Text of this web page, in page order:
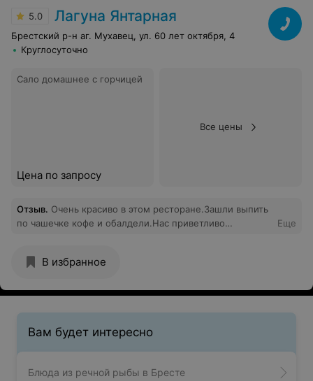
5.0 Лагуна Янтарная
Брестский р-н аг. Мухавец, ул. 60 лет октября, 4
Круглосуточно
Сало домашнее с горчицей
Цена по запросу
Все цены
Отзыв. Очень красиво в этом ресторане.Зашли выпить
по чашечке кофе и обалдели.Нас приветливо
Директор Наталья показала нам гостиничный
Лагуну Янтарную, останетесь довольны.
Еще
В избранное
Вам будет интересно
Блюда из речной рыбы в Бресте